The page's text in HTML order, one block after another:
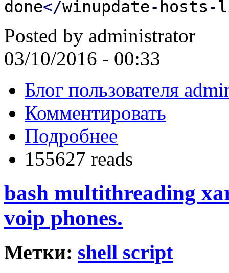
done</winupdate- hosts -
Posted by administrator
03/10/2016 - 00:33
Блог пользователя
Комментировать
Подробнее
155627 reads
bash multithreading
voip phones.
Метки: shell script